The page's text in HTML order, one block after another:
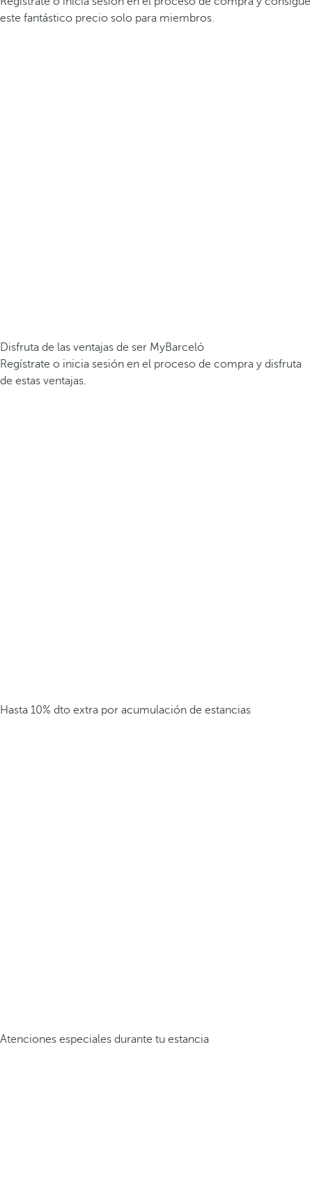
este fantástico precio solo para miembros.
Disfruta de las ventajas de ser MyBarceló
Regístrate o inicia sesión en el proceso de compra y disfruta
de estas ventajas.
Hasta 10% dto extra por acumulación de estancias
Atenciones especiales durante tu estancia